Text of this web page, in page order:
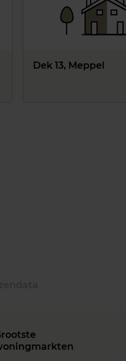
Dek 13, Meppel